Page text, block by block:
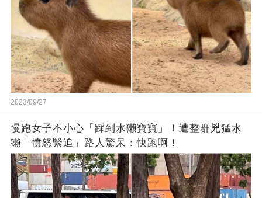
2023/09/27
慢跑女子不小心「踩到水獺寶寶」！遭整群兇猛水
獺「憤怒緊追」路人驚呆：快跑啊！